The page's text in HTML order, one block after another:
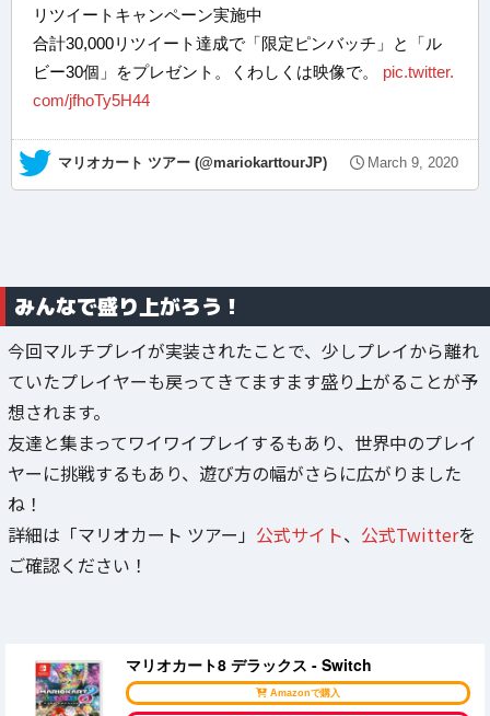
リツイートキャンペーン実施中
合計30,000リツイート達成で「限定ピンバッチ」と「ル
ビー30個」をプレゼント。くわしくは映像で。 pic.twitter.
com/jfhoTy5H44
— マリオカート ツアー (@mariokarttourJP) March 9, 2020
みんなで盛り上がろう！
今回マルチプレイが実装されたことで、少しプレイから離れ
ていたプレイヤーも戻ってきてますます盛り上がることが予
想されます。
友達と集まってワイワイプレイするもあり、世界中のプレイ
ヤーに挑戦するもあり、遊び方の幅がさらに広がりました
ね！
詳細は「マリオカート ツアー」 公式サイト、 公式Twitterを
ご確認ください！
マリオカート8 デラックス - Switch
Amazonで購入